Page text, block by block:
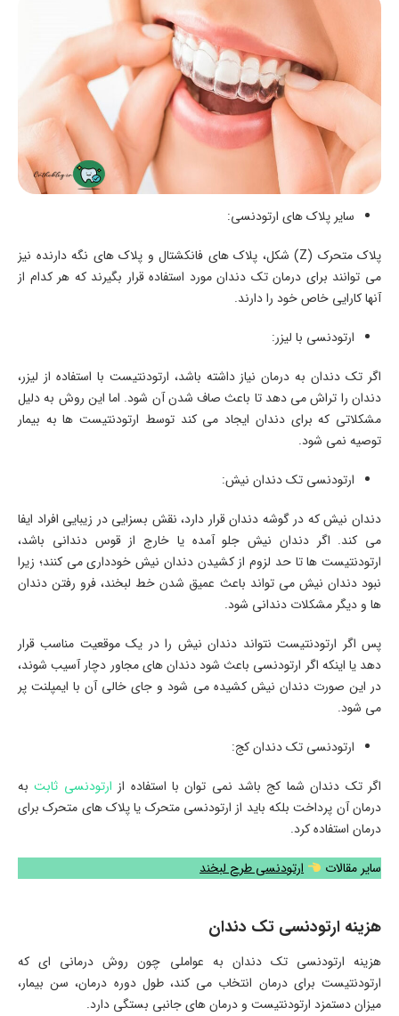
سایر پلاک های ارتودنسی:
پلاک متحرک (Z) شکل، پلاک های فانکشتال و پلاک های نگه دارنده نیز
می توانند برای درمان تک دندان مورد استفاده قرار بگیرند که هر کدام از
آنها کارایی خاص خود را دارند.
ارتودنسی با لیزر:
اگر تک دندان به درمان نیاز داشته باشد، ارتودنتیست با استفاده از لیزر،
دندان را تراش می دهد تا باعث صاف شدن آن شود. اما این روش به دلیل
مشکلاتی که برای دندان ایجاد می کند توسط ارتودنتیست ها به بیمار
توصیه نمی شود.
ارتودنسی تک دندان نیش:
دندان نیش که در گوشه دندان قرار دارد، نقش بسزایی در زیبایی افراد ایفا
می کند. اگر دندان نیش جلو آمده یا خارج از قوس دندانی باشد،
ارتودنتیست ها تا حد لزوم از کشیدن دندان نیش خودداری می کنند؛ زیرا
نبود دندان نیش می تواند باعث عمیق شدن خط لبخند، فرو رفتن دندان
ها و دیگر مشکلات دندانی شود.
پس اگر ارتودنتیست نتواند دندان نیش را در یک موقعیت مناسب قرار
دهد یا اینکه اگر ارتودنسی باعث شود دندان های مجاور دچار آسیب شوند،
در این صورت دندان نیش کشیده می شود و جای خالی آن با ایمپلنت پر
می شود.
ارتودنسی تک دندان کج:
اگر تک دندان شما کج باشد نمی توان با استفاده از ارتودنسی ثابتبه
درمان آن پرداخت بلکه باید از ارتودنسی متحرک یا پلاک های متحرک برای
درمان استفاده کرد.
سایر مقالات
ارتودنسی طرح لبخند
هزینه ارتودنسی تک دندان
هزینه ارتودنسی تک دندان به عواملی چون روش درمانی ای که
ارتودنتیست برای درمان انتخاب می کند، طول دوره درمان، سن بیمار،
میزان دستمزد ارتودنتیست و درمان های جانبی بستگی دارد.